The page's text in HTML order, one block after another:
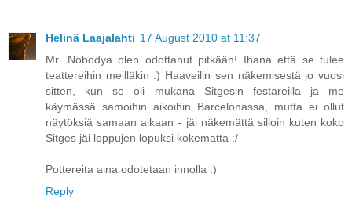
Helinä Laajalahti 17 August 2010 at 11:37
Mr. Nobodya olen odottanut pitkään! Ihana että se tulee
teattereihin meilläkin :) Haaveilin sen näkemisestä jo vuosi
sitten, kun se oli mukana Sitgesin festareilla ja me
käymässä samoihin aikoihin Barcelonassa, mutta ei ollut
näytöksiä samaan aikaan - jäi näkemättä silloin kuten koko
Sitges jäi loppujen lopuksi kokematta :/
Pottereita aina odotetaan innolla :)
Reply